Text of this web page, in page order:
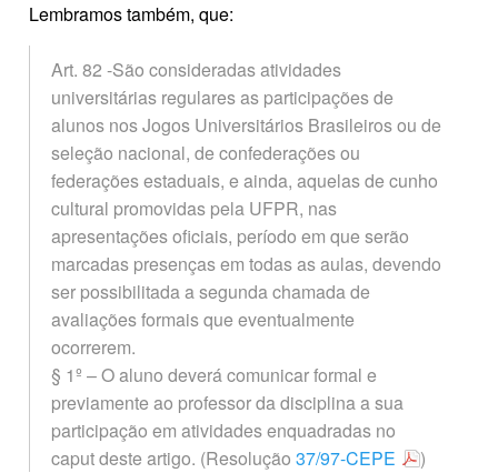
Lembramos também, que:
Art. 82 -São consideradas atividades
universitárias regulares as participações de
alunos nos Jogos Universitários Brasileiros ou de
seleção nacional, de confederações ou
federações estaduais, e ainda, aquelas de cunho
cultural promovidas pela UFPR, nas
apresentações oficiais, período em que serão
marcadas presenças em todas as aulas, devendo
ser possibilitada a segunda chamada de
avaliações formais que eventualmente
ocorrerem.
§ 1º – O aluno deverá comunicar formal e
previamente ao professor da disciplina a sua
participação em atividades enquadradas no
caput deste artigo. (Resolução 37/97-CEPE
)